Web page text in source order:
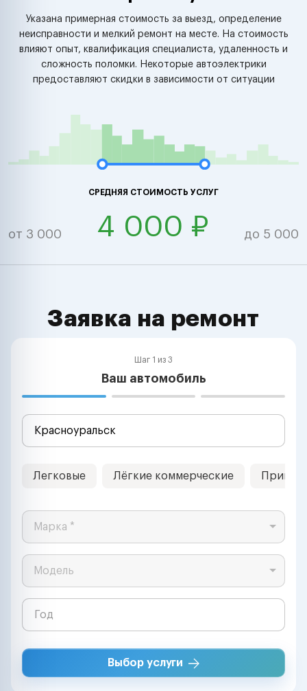
Указана примерная стоимость за выезд, определение
неисправности и мелкий ремонт на месте. На стоимость
влияют опыт, квалификация специалиста, удаленность и
сложность поломки. Некоторые автоэлектрики
предоставляют скидки в зависимости от ситуации
СРЕДНЯЯ СТОИМОСТЬ УСЛУГ
от 3 000 4 000 ₽ до 5 000
Заявка на ремонт
Шаг 1 из 3
Ваш автомобиль
Легковые Лёгкие коммерческие
Марка *
Модель
Выбор услуги